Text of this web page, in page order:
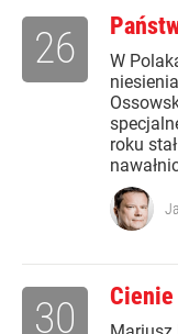
W
roku
26
Cienie
30